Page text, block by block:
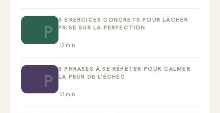
P
5 EXERCICES CONCRETS POUR LÂCHER
PRISE SUR LA PERFECTION
12 min
P
5 PHRASES À SE RÉPÉTER POUR CALMER
LA PEUR DE L’ÉCHEC
13 min